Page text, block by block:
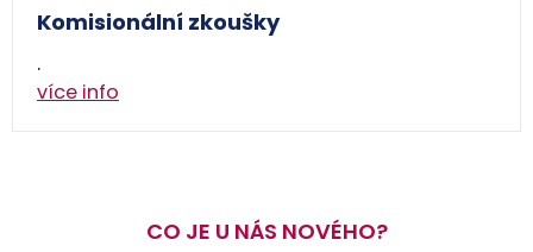
Komisionální zkoušky
.
více info
CO JE U NÁS NOVÉHO?